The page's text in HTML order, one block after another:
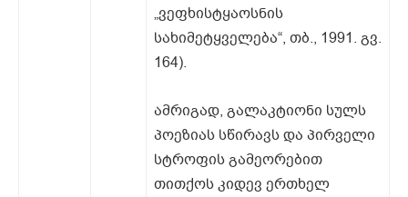
„ვეფხისტყაოსნის
სახიმეტყველება“, თბ., 1991. გვ.
164).
ამრიგად, გალაკტიონი სულს
პოეზიას სწირავს და პირველი
სტროფის გამეორებით
თითქოს კიდევ ერთხელ